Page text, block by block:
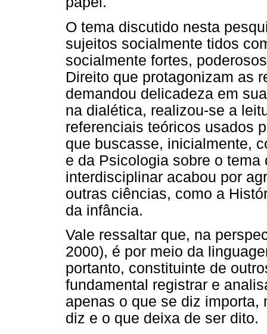
O tema discutido nesta
sujeitos socialmente tidos
socialmente fortes,
Direito que protagonizam as
demandou delicadeza em
na dialética, realizou-se a
referenciais teóricos usados
que buscasse, inicialmente,
e da Psicologia sobre o
interdisciplinar acabou por
outras ciências, como a
da infância.
Vale ressaltar que, na
2000), é por meio da
portanto, constituinte de
fundamental registrar e
apenas o que se diz
diz e o que deixa de ser dito.